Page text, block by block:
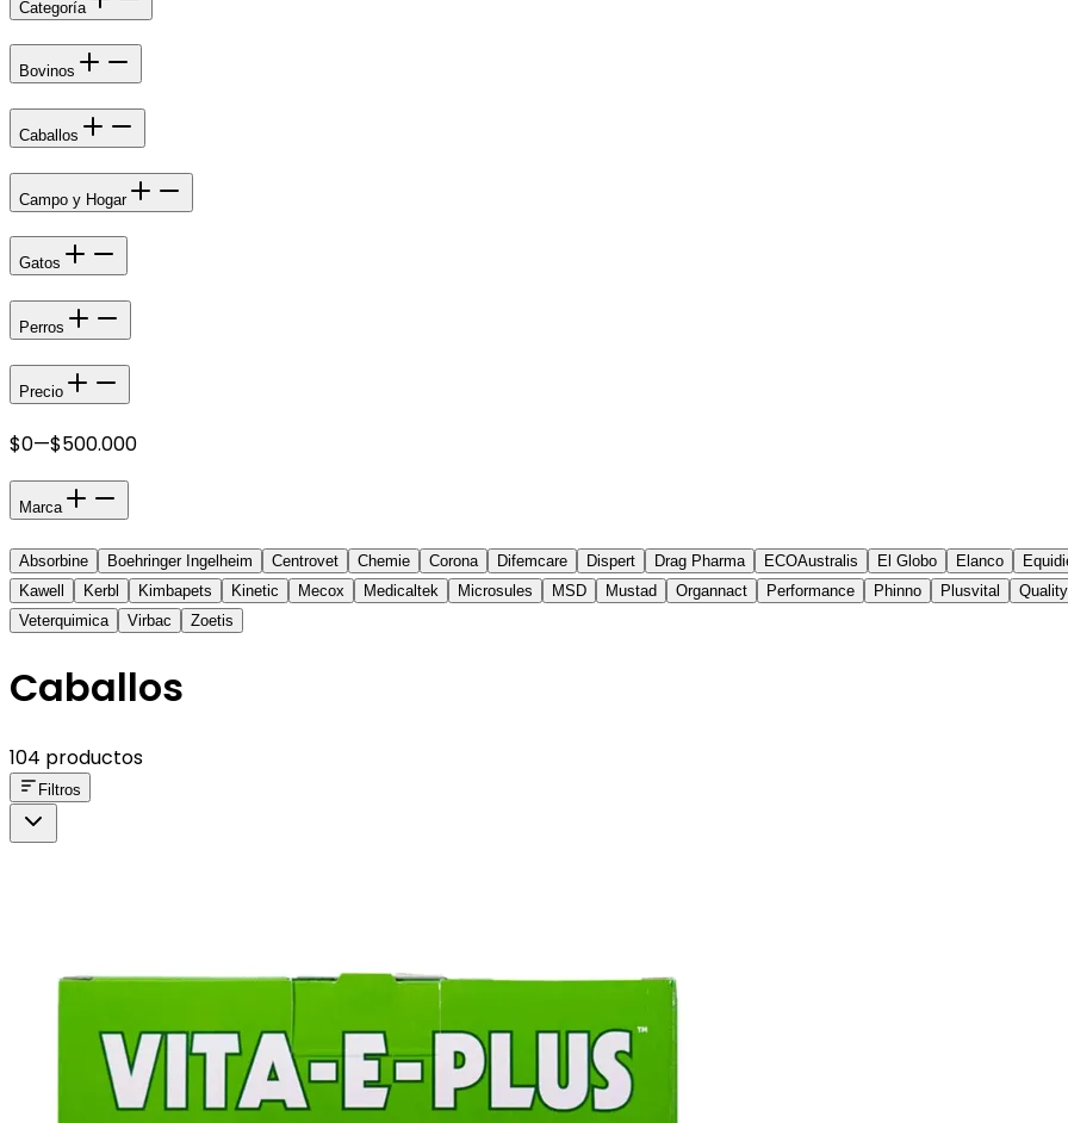
Categoría
Bovinos
Caballos
Campo y Hogar
Gatos
Perros
Precio
$0—$500.000
Marca
Absorbine Boehringer Ingelheim Centrovet Chemie Corona Difemcare Dispert Drag Pharma ECOAustralis El Globo Elanco
Kawell
Kerbl Kimbapets Kinetic Mecox Medicaltek Microsules MSD Mustad Organnact Performance Phinno Plusvital
Veterquimica
Virbac Zoetis
Caballos
104 productos
Filtros